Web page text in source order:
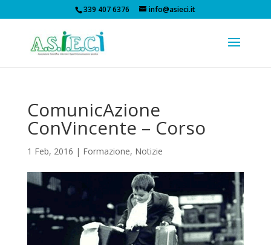
339 407 6376 info@asieci.it
ComunicAzione
ConVincente – Corso
1 Feb, 2016 | Formazione, Notizie